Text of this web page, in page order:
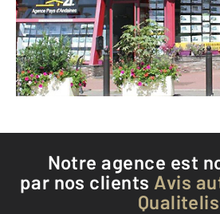
Envoyer un
Téléphoner à
Notre agence est
par nos clients Avis
Qualitelis